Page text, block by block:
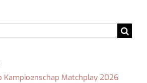
Kampioenschap Matchplay 2026